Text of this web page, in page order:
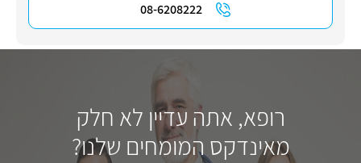
08-6208222
רופא, אתה עדיין לא חלק
מאינדקס המומחים שלנו?